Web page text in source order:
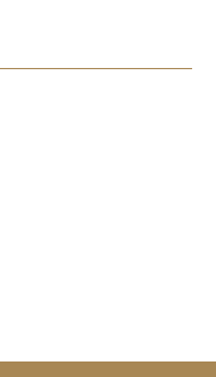
beaux volumes,